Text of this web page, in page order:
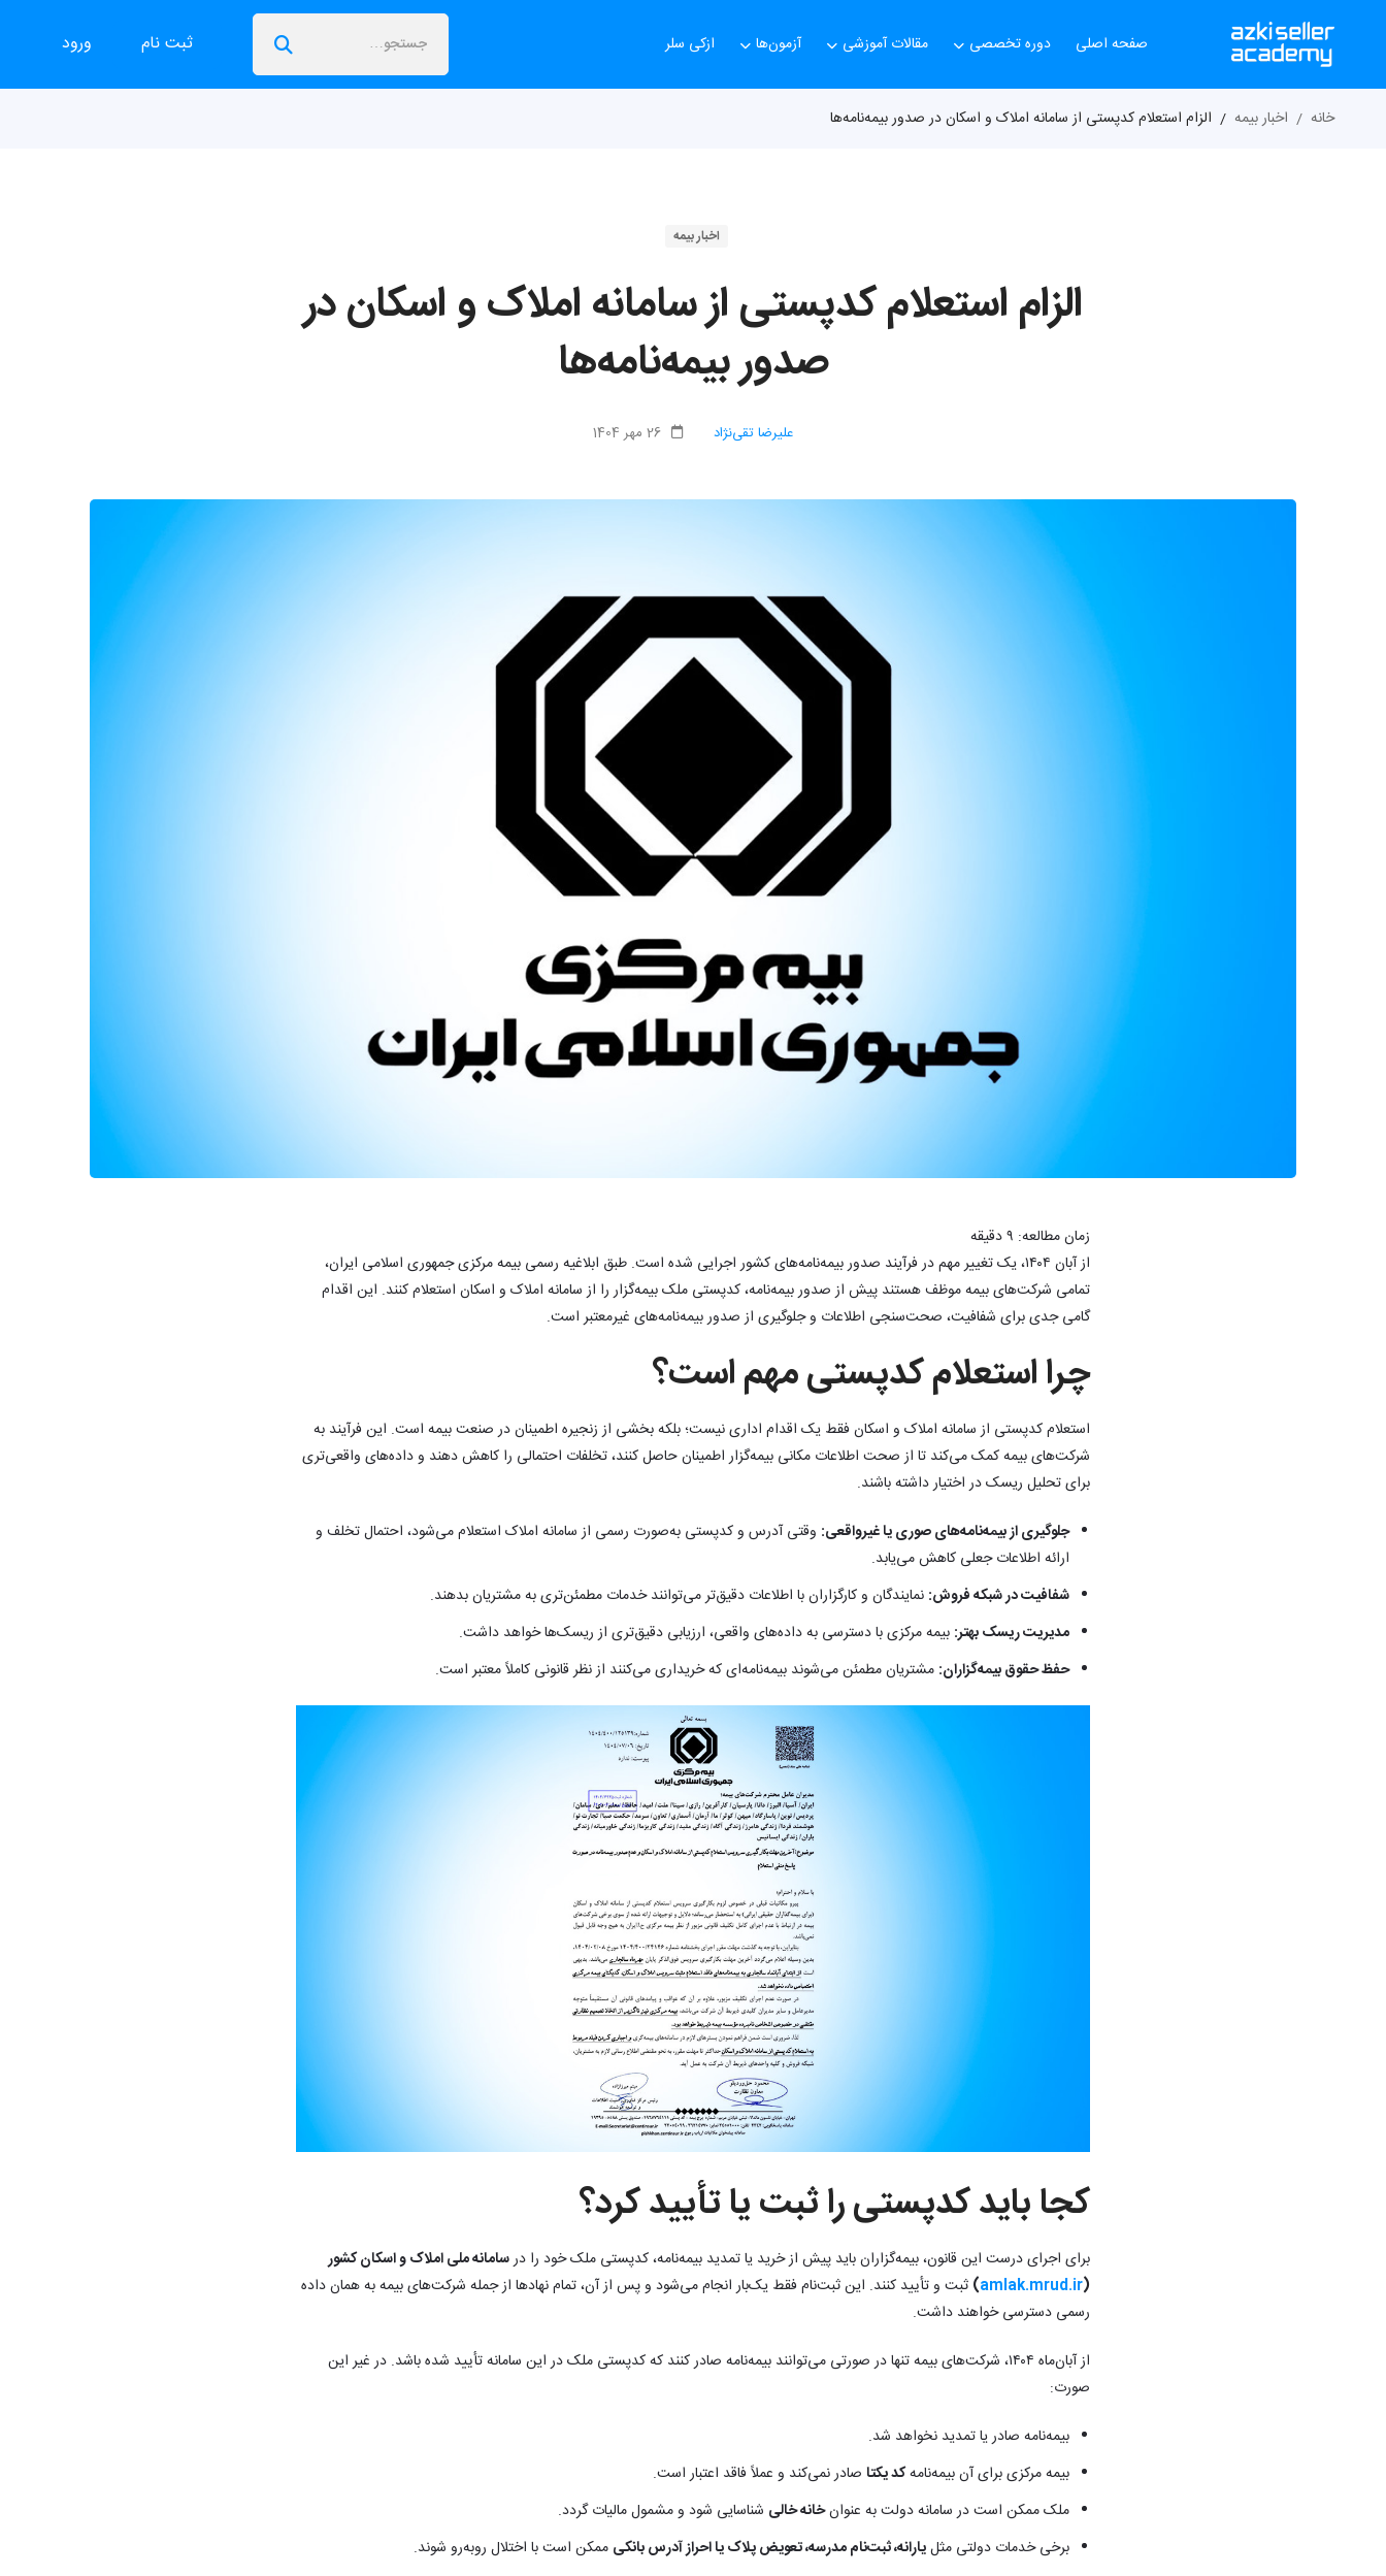
صفحه اصلی دوره تخصصی مقالات آموزشی آزمون‌ها ازکی سلر ورود ثبت نام
خانه اخبار بیمه الزام استعلام کدپستی از سامانه املاک و اسکان در صدور بیمه‌نامه‌ها
اخبار بیمه
الزام استعلام کدپستی از سامانه املاک و اسکان در
صدور بیمه‌نامه‌ها
علیرضا تقی‌نژاد 26 مهر 1404
زمان مطالعه: ۹دقیقه
از آبان ۱۴۰۴، یک تغییر مهم در فرآیند صدور بیمه‌نامه‌های کشور اجرایی شده است. طبق ابلاغیه رسمی بیمه مرکزی جمهوری اسلامی ایران،
تمامی شرکت‌های بیمه موظف هستند پیش از صدور بیمه‌نامه، کدپستی ملک بیمه‌گزار را از سامانه املاک و اسکان استعلام کنند. این اقدام
گامی جدی برای شفافیت، صحت‌سنجی اطلاعات و جلوگیری از صدور بیمه‌نامه‌های غیرمعتبر است.
چرا استعلام کدپستی مهم است؟
استعلام کدپستی از سامانه املاک و اسکان فقط یک اقدام اداری نیست؛ بلکه بخشی از زنجیره اطمینان در صنعت بیمه است. این فرآیند به
شرکت‌های بیمه کمک می‌کند تا از صحت اطلاعات مکانی بیمه‌گزار اطمینان حاصل کنند، تخلفات احتمالی را کاهش دهند و داده‌های واقعی‌تری
برای تحلیل ریسک در اختیار داشته باشند.
جلوگیری از بیمه‌نامه‌های صوری یا غیرواقعی: وقتی آدرس و کدپستی به‌صورت رسمی از سامانه املاک استعلام می‌شود، احتمال تخلف و
ارائه اطلاعات جعلی کاهش می‌یابد.
شفافیت در شبکه فروش: نمایندگان و کارگزاران با اطلاعات دقیق‌تر می‌توانند خدمات مطمئن‌تری به مشتریان بدهند.
مدیریت ریسک بهتر: بیمه مرکزی با دسترسی به داده‌های واقعی، ارزیابی دقیق‌تری از ریسک‌ها خواهد داشت.
حفظ حقوق بیمه‌گزاران: مشتریان مطمئن می‌شوند بیمه‌نامه‌ای که خریداری می‌کنند از نظر قانونی کاملاً معتبر است.
کجا باید کدپستی را ثبت یا تأیید کرد؟
برای اجرای درست این قانون، بیمه‌گزاران باید پیش از خرید یا تمدید بیمه‌نامه، کدپستی ملک خود را درسامانه ملی املاک و اسکان کشور
(
amlak.mrud.ir
) ثبت و تأیید کنند. این ثبت‌نام فقط یک‌بار انجام می‌شود و پس از آن، تمام نهادها از جمله شرکت‌های بیمه به همان داده
رسمی دسترسی خواهند داشت.
از آبان‌ماه ۱۴۰۴، شرکت‌های بیمه تنها در صورتی می‌توانند بیمه‌نامه صادر کنند که کدپستی ملک در این سامانه تأیید شده باشد. در غیر این
صورت:
بیمه‌نامه صادر یا تمدید نخواهد شد.
بیمه مرکزی برای آن بیمه‌نامهکد یکتا صادر نمی‌کند و عملاً فاقد اعتبار است.
ملک ممکن است در سامانه دولت به عنوانخانه خالی شناسایی شود و مشمول مالیات گردد.
برخی خدمات دولتی مثلیارانه، ثبت‌نام مدرسه، تعویض پلاک یا احراز آدرس بانکی ممکن است با اختلال روبه‌رو شوند.